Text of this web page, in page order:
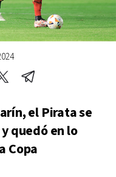
el Pirata se
quedó en lo
Copa